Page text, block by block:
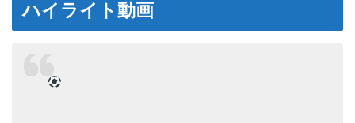
ハイライト動画